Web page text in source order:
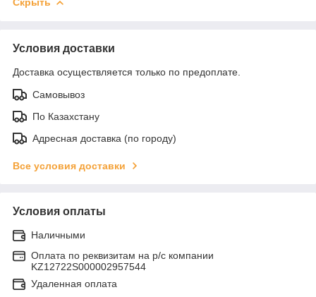
Условия доставки
Доставка осуществляется только по предоплате.
Самовывоз
По Казахстану
Адресная доставка (по городу)
Все условия доставки
Условия оплаты
Наличными
Оплата по реквизитам на р/с компании
KZ12722S000002957544
Удаленная оплата